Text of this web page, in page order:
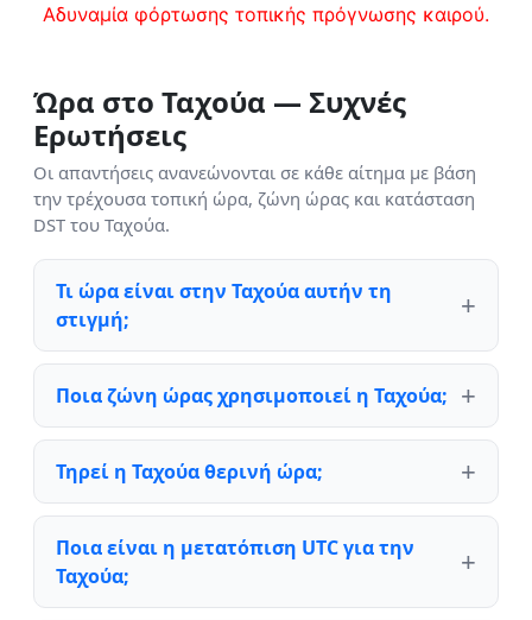
Αδυναμία φόρτωσης τοπικής πρόγνωσης καιρού.
Ώρα στο Ταχούα — Συχνές
Ερωτήσεις
Οι απαντήσεις ανανεώνονται σε κάθε αίτημα με βάση
την τρέχουσα τοπική ώρα, ζώνη ώρας και κατάσταση
DST του Ταχούα.
Τι ώρα είναι στην Ταχούα αυτήν τη
στιγμή;
Ποια ζώνη ώρας χρησιμοποιεί η Ταχούα;
Τηρεί η Ταχούα θερινή ώρα;
Ποια είναι η μετατόπιση UTC για την
Ταχούα;